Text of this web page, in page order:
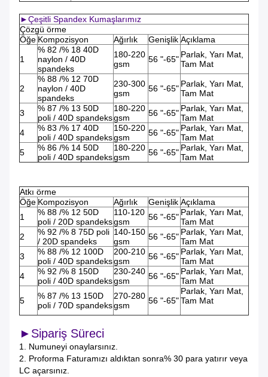
►Çeşitli Spandex Kumaşlarımız
Çözgü örme
Öğe Kompozisyon Ağırlık Genişlik Açıklama
1
% 82 /% 18 40D
naylon / 40D
spandeks
180-220
gsm
56 "-65" Parlak, Yarı Mat,
Tam Mat
2
% 88 /% 12 70D
naylon / 40D
spandeks
230-300
gsm
56 "-65" Parlak, Yarı Mat,
Tam Mat
3
% 87 /% 13 50D
poli / 40D spandeks
180-220
gsm
56 "-65" Parlak, Yarı Mat,
Tam Mat
4
% 83 /% 17 40D
poli / 40D spandeks
150-220
gsm
56 "-65" Parlak, Yarı Mat,
Tam Mat
5
% 86 /% 14 50D
poli / 40D spandeks
180-220
gsm
56 "-65" Parlak, Yarı Mat,
Tam Mat
Atkı örme
Öğe Kompozisyon Ağırlık Genişlik Açıklama
1
% 88 /% 12 50D
poli / 20D spandeks
110-120
gsm
56 "-65" Parlak, Yarı Mat,
Tam Mat
2
% 92 /% 8 75D poli
/ 20D spandeks
140-150
gsm
56 "-65" Parlak, Yarı Mat,
Tam Mat
3
% 88 /% 12 100D
poli / 40D spandeks
200-210
gsm
56 "-65" Parlak, Yarı Mat,
Tam Mat
4
% 92 /% 8 150D
poli / 40D spandeks
230-240
gsm
56 "-65" Parlak, Yarı Mat,
Tam Mat
5
% 87 /% 13 150D
poli / 70D spandeks
270-280
gsm
56 "-65"
Parlak, Yarı Mat,
Tam Mat
►Sipariş Süreci
1. Numuneyi onaylarsınız.
2. Proforma Faturamızı aldıktan sonra% 30 para yatırır veya
LC açarsınız.